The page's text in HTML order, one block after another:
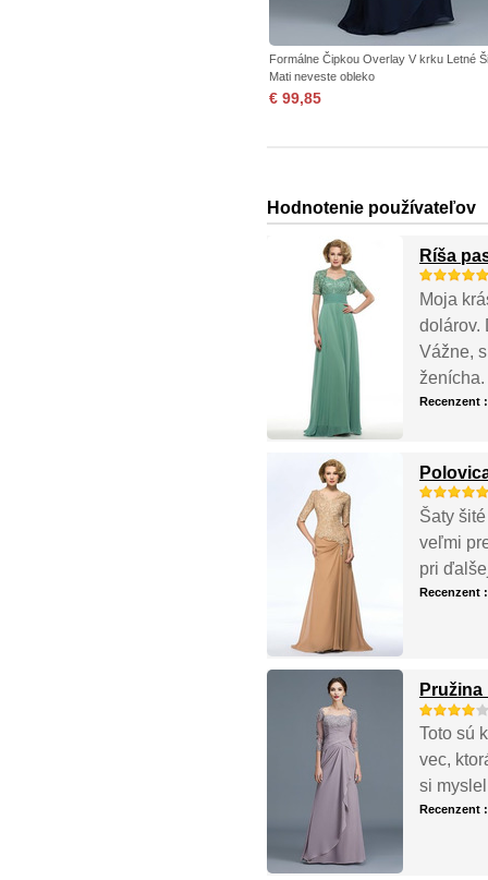
Formálne Čipkou Overlay V krku Letné
Mati neveste obleko
€ 99,85
Hodnotenie používateľov
Ríša
Moja
dolárov.
Vážne,
ženícha.
Recenzent
Šaty
veľmi
pri
Recenzent
Pružina
Toto sú
vec,
si
Recenzent